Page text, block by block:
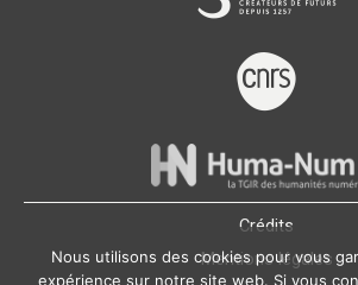
Crédits
Mentions légales
Nous utilisons des cookies pour vous
expérience sur notre site web. Si vous